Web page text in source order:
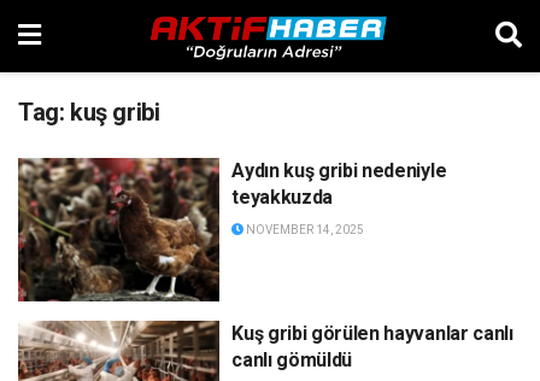
Tag: kuş gribi
Aydın kuş gribi nedeniyle
teyakkuzda
NOVEMBER 14, 2025
Kuş gribi görülen hayvanlar canlı
canlı gömüldü